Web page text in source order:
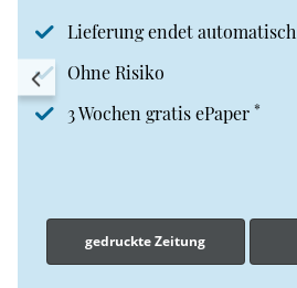
Lieferung endet automatisch
Ohne Risiko
3 Wochen gratis ePaper *
gedruckte Zeitung